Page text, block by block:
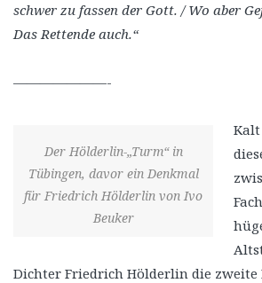
schwer zu fassen der Gott. / Wo aber
Das Rettende auch.“
———————-
Der Hölderlin-„Turm“ in
Tübingen, davor ein Denkmal
für Friedrich Hölderlin von Ivo
Beuker
Dichter Friedrich Hölderlin die zweite